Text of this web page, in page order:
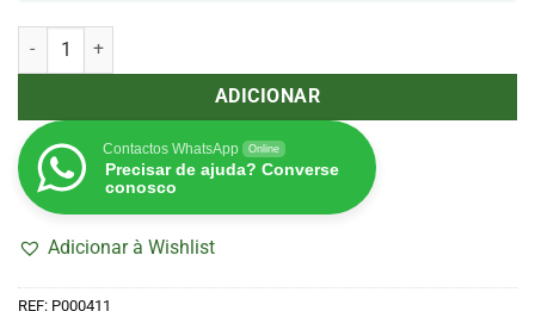
Quantidade de BAC Bloom Stimulator 60 ml
ADICIONAR
Contactos WhatsApp Online
Precisar de ajuda? Converse
conosco
Adicionar à Wishlist
REF: P000411